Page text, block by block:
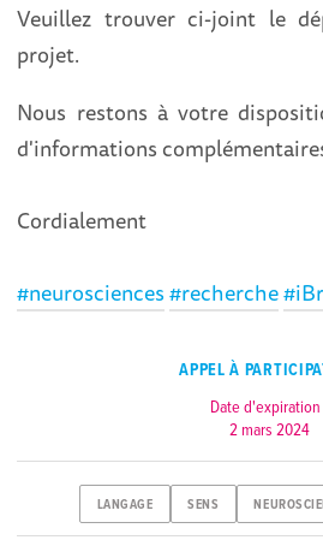
Veuillez trouver ci-joint le
projet.
Nous restons à votre
d'informations
Cordialement
#neurosciences#recherche
APPEL À
Date
2 mars 2024
LANGAGE SENS